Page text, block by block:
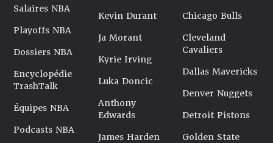
Salaires NBA
Playoffs NBA
Dossiers NBA
Encyclopédie
TrashTalk
Équipes NBA
Podcasts NBA
Kevin Durant
Ja Morant
Kyrie Irving
Luka Doncic
Anthony
Edwards
James Harden
Chicago Bulls
Cleveland
Cavaliers
Dallas Mavericks
Denver Nuggets
Detroit Pistons
Golden State